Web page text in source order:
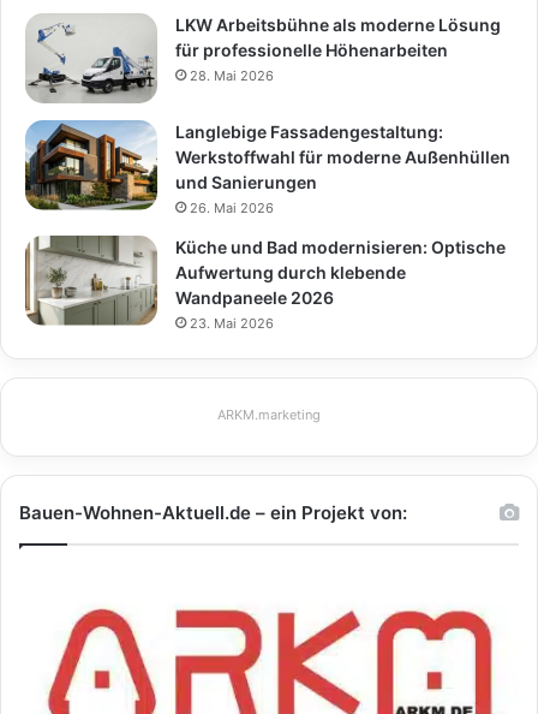
LKW Arbeitsbühne als moderne Lösung
für professionelle Höhenarbeiten
28. Mai 2026
Langlebige Fassadengestaltung:
Werkstoffwahl für moderne Außenhüllen
und Sanierungen
26. Mai 2026
Küche und Bad modernisieren: Optische
Aufwertung durch klebende
Wandpaneele 2026
23. Mai 2026
ARKM.marketing
Bauen-Wohnen-Aktuell.de – ein Projekt von: